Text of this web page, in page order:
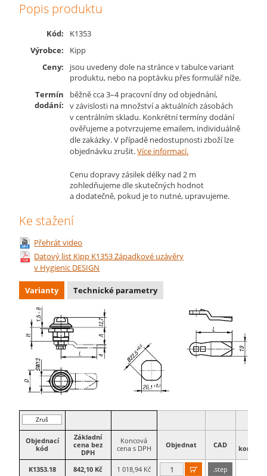
Popis produktu
Kód:
K1353
Výrobce:
Kipp
Ceny:
jsou uvedeny dole na stránce v tabulce variant
produktu, nebo na poptávku přes formulář níže.
Termín
dodání:
běžně cca 3–4 pracovní dny od objednání,
v závislosti na množství a aktuálních zásobách
v centrálním skladu. Konkrétní termíny dodání
ověřujeme a potvrzujeme emailem, individuálně
dle zakázky. V případě nedostupnosti zboží lze
objednávku zrušit.Více informací.
Cenu dopravy zásilek délky nad 2 m
zohledňujeme dle skutečných hodnot
a dodatečně, pokud je to nutné, upravujeme.
Ke stažení
Přehrát video
Datový list Kipp K1353 Západkové uzávěry
v Hygienic DESIGN
Varianty Technické parametry
Zruš
filtr
Objednací
kód
Základní
cena bez
DPH
Koncová
cena s DPH
Objednat CAD
K1353.18 842,10 Kč 1 018,94 Kč  .step